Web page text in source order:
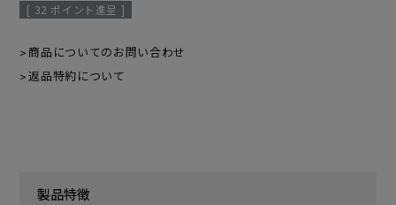
[ 32 ポイント進呈 ]
商品についてのお問い合わせ
返品特約について
製品特徴